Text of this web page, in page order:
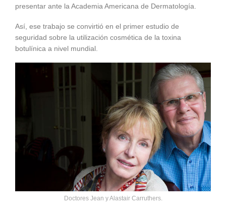
presentar ante la Academia Americana de Dermatología.
Así, ese trabajo se convirtió en el primer estudio de
seguridad sobre la utilización cosmética de la toxina
botulínica a nivel mundial.
Doctores Jean y Alastair Carruthers.